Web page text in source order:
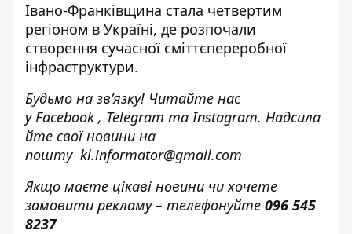
Івано-Франківщина стала четвертим
регіоном в Україні, де розпочали
створення сучасної сміттєпереробної
інфраструктури.
Будьмо на зв’язку! Читайте нас
уFacebook, Telegram таInstagram. Надсила
йте свої новини на
пошту kl.informator@gmail.com
Якщо маєте цікаві новини чи хочете
замовити рекламу – телефонуйте 096 545
8237